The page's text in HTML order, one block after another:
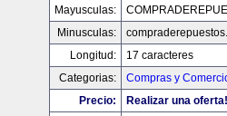
Mayusculas:
Minusculas:
Longitud:
17 caracteres
Categorias:
Compras y
Precio:
Realizar una oferta!